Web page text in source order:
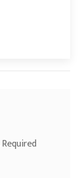
Required